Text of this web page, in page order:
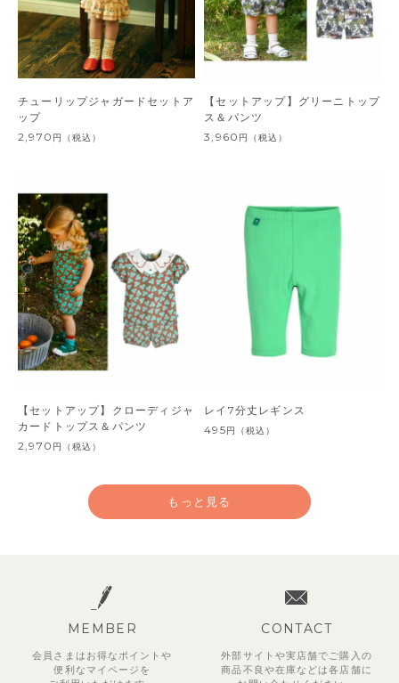
チューリップジャガードセットア
ップ
2,970 円 （税込）
【セットアップ】グリーニトップ
ス＆パンツ
3,960 円 （税込）
【セットアップ】クローディジャ
カードトップス＆パンツ
2,970 円 （税込）
レイ7分丈レギンス
495円 （税込）
もっと見る
MEMBER
会員さまはお得なポイントや
便利な マイページを
CONTACT
外部サイトや実店舗でご購入の
商品不良や在庫などは各店舗に